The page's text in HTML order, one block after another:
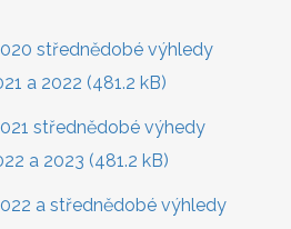
střednědobé výhledy
a 2022 (481.2 kB)
střednědobé výhedy
a 2023 (481.2 kB)
a střednědobé výhledy